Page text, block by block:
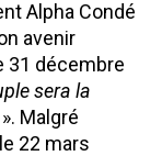
Alpha Condé
avenir
31 décembre
sera la
». Malgré
22 mars